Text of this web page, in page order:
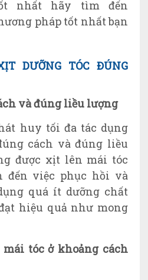
nhất hãy tìm đến
pháp tốt nhất bạn
DƯỠNG TÓC ĐÚNG
và đúng liều lượng
huy tối đa tác dụng
cách và đúng liều
được xịt lên mái tóc
đến việc phục hồi và
quá ít dưỡng chất
hiệu quả như mong
tóc ở khoảng cách